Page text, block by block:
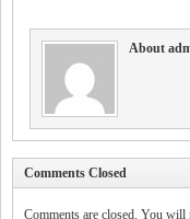
About
Comments Closed
Comments are closed. You will